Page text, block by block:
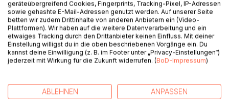
Denn eines ist klar: Eckhard und sein Leben, sie waren
selten einer Meinung.
Von Kindheit an über das Handwerk als Schornsteinfeger,
Umbrüche der deutschen Zeitgeschichte wie der Mauerfall
in Berlin bis hin zur Suche nach dem ganz anderen Leben in
anderen Ländern und einen mutigen Neuanfang in Vietnam
Dieses Buch ist kein Denkmal für einen Helden, sondern
eine ehrliche Begegnung mit dem echten Eckhard.
geräteübergreifend Cookies, Fingerprints, Tracking-Pixel, IP-Adressen
sowie gehashte E-Mail-Adressen genutzt werden. Auf unserer Seite
betten wir zudem Drittinhalte von anderen Anbietern ein (Video-
Plattformen). Wir haben auf die weitere Datenverarbeitung und ein
etwaiges Tracking durch den Drittanbieter keinen Einfluss. Mit deiner
Einstellung willigst du in die oben beschriebenen Vorgänge ein. Du
kannst deine Einwilligung (z. B. im Footer unter „Privacy-Einstellungen“)
jederzeit mit Wirkung für die Zukunft widerrufen. (BoD-Impressum)
ABLEHNEN ANPASSEN